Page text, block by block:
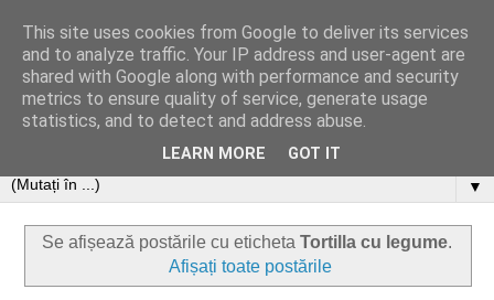
▼
Se afișează postările cu eticheta Tortilla cu legume.
Afișați toate postările
This site uses cookies from Google to deliver its services
and to analyze traffic. Your IP address and user-agent are
shared with Google along with performance and security
metrics to ensure quality of service, generate usage
statistics, and to detect and address abuse.
LEARN MORE GOT IT